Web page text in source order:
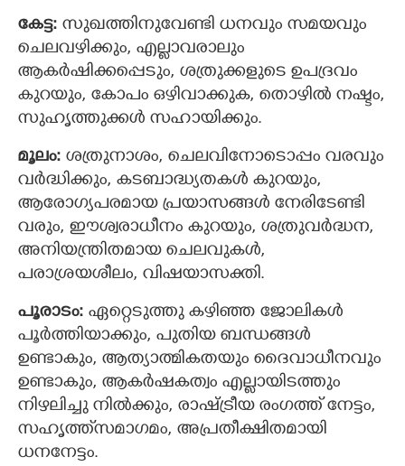
കേട്ട:‍ സുഖത്തിനുവേണ്ടി ധനവും സമയവും
ചെലവഴിക്കും, എല്ലാവരാലും
ആകര്‍ഷിക്കപ്പെടും, ശത്രുക്കളുടെ ഉപദ്രവം
കുറയും, കോപം ഒഴിവാക്കുക, തൊഴില്‍ നഷ്ടം,
സുഹൃത്തുക്കള്‍ സഹായിക്കും.
മൂലം: ശത്രുനാശം, ചെലവിനോടൊപ്പം വരവും
വര്‍ദ്ധിക്കും, കടബാദ്ധ്യതകള്‍ കുറയും,
ആരോഗ്യപരമായ പ്രയാസങ്ങള്‍ നേരിടേണ്ടി
വരും, ഈശ്വരാധീനം കുറയും, ശത്രുവര്‍ദ്ധന,
അനിയന്ത്രിതമായ ചെലവുകള്‍,
പരാശ്രയശീലം, വിഷയാസക്തി.
പൂരാടം: ഏറ്റെടുത്തു കഴിഞ്ഞ ജോലികള്‍
പൂര്‍ത്തിയാക്കും, പുതിയ ബന്ധങ്ങള്‍
ഉണ്ടാകും, ആത്യാത്മികതയും ദൈവാധീനവും
ഉണ്ടാകും, ആകര്‍ഷകത്വം എല്ലായിടത്തും
നിഴലിച്ചു നില്‍ക്കും, രാഷ്ട്രീയ രംഗത്ത് നേട്ടം,
സഹൃത്ത്സമാഗമം, അപ്രതീക്ഷിതമായി
ധനനേട്ടം.